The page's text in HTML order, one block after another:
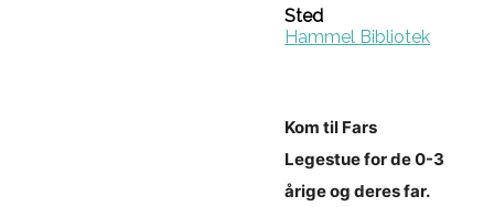
Sted
Hammel Bibliotek
Kom til Fars
Legestue for de 0-3
årige og deres far.